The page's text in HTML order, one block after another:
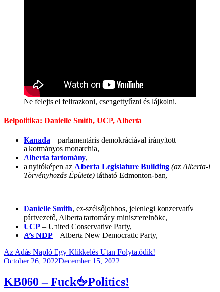
Ne felejts el felirazkoni, csengettyűzni és lájkolni.
Belpolitika: Danielle Smith, UCP, Alberta
Kanada – parlamentáris demokráciával irányított
alkotmányos monarchia,
Alberta tartomány,
a nyitóképen az Alberta Legislature Building (az Alberta-i
Törvényhozás Épülete) látható Edmonton-ban,
Danielle Smith, ex-szélsőjobbos, jelenlegi konzervatív
pártvezető, Alberta tartomány miniszterelnöke,
UCP – United Conservative Party,
A’s NDP – Alberta New Democratic Party,
Az Adás Napló Egy Klikkelés Után Folytatódik!
Posted
October 26, 2022December 15, 2022
KB060 – Fuck🖕Politics!